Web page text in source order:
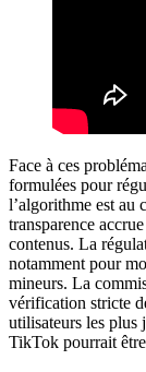
Face à ces
formulées pour
l’algorithme est au
transparence
contenus. La
notamment pour
mineurs. La
vérification stricte
utilisateurs les plus
TikTok pourrait